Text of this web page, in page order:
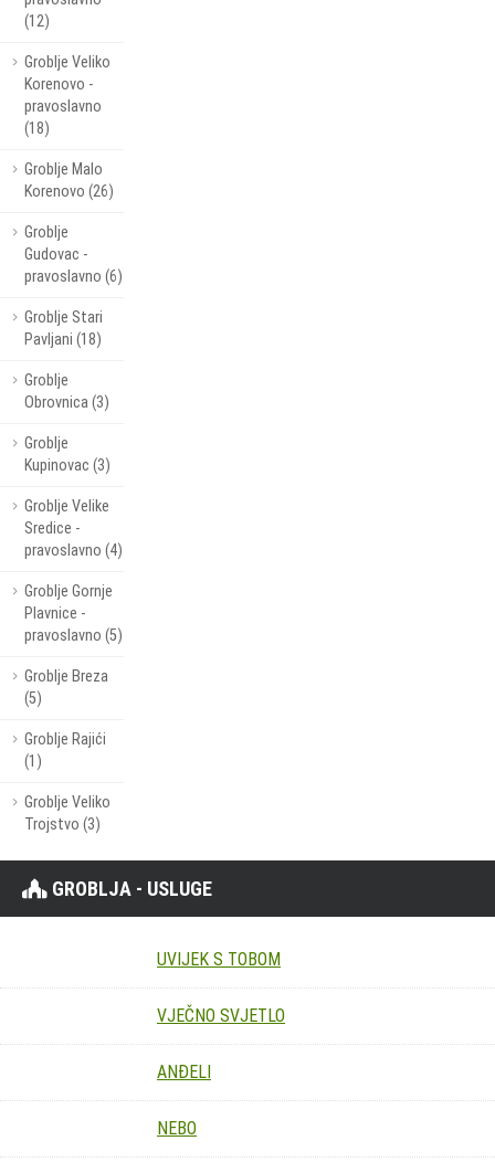
(12)
Groblje Veliko
Korenovo -
pravoslavno
(18)
Groblje Malo
Korenovo (26)
Groblje
Gudovac -
pravoslavno (6)
Groblje Stari
Pavljani (18)
Groblje
Obrovnica (3)
Groblje
Kupinovac (3)
Groblje Velike
Sredice -
pravoslavno (4)
Groblje Gornje
Plavnice -
pravoslavno (5)
Groblje Breza
(5)
Groblje Rajići
(1)
Groblje Veliko
Trojstvo (3)
GROBLJA - USLUGE
UVIJEK S TOBOM
VJEČNO SVJETLO
ANĐELI
NEBO